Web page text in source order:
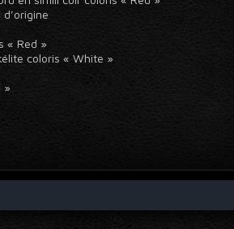
« Red »
coloris « White »
»